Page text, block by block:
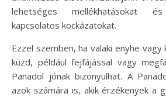
lehetséges mellékhatásokat
kapcsolatos kockázatokat.
Ezzel szemben, ha valaki enyhe vagy
küzd, például fejfájással vagy
Panadol jónak bizonyulhat. A
azok számára is, akik érzékenyek a